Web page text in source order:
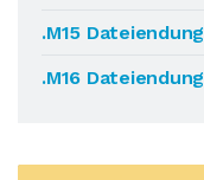
.M15 Dateiendung
.M16 Dateiendung